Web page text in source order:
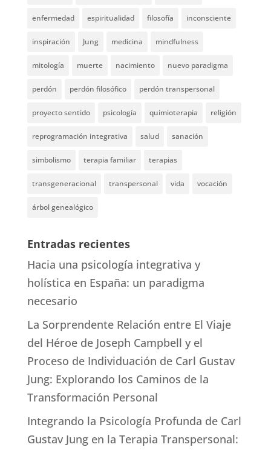
enfermedad espiritualidad filosofía inconsciente
inspiración Jung medicina mindfulness
mitología muerte nacimiento nuevo paradigma
perdón perdón filosófico perdón transpersonal
proyecto sentido psicología quimioterapia religión
reprogramación integrativa salud sanación
simbolismo terapia familiar terapias
transgeneracional transpersonal vida vocación
árbol genealógico
Entradas recientes
Hacia una psicología integrativa y
holística en España: un paradigma
necesario
La Sorprendente Relación entre El Viaje
del Héroe de Joseph Campbell y el
Proceso de Individuación de Carl Gustav
Jung: Explorando los Caminos de la
Transformación Personal
Integrando la Psicología Profunda de Carl
Gustav Jung en la Terapia Transpersonal: